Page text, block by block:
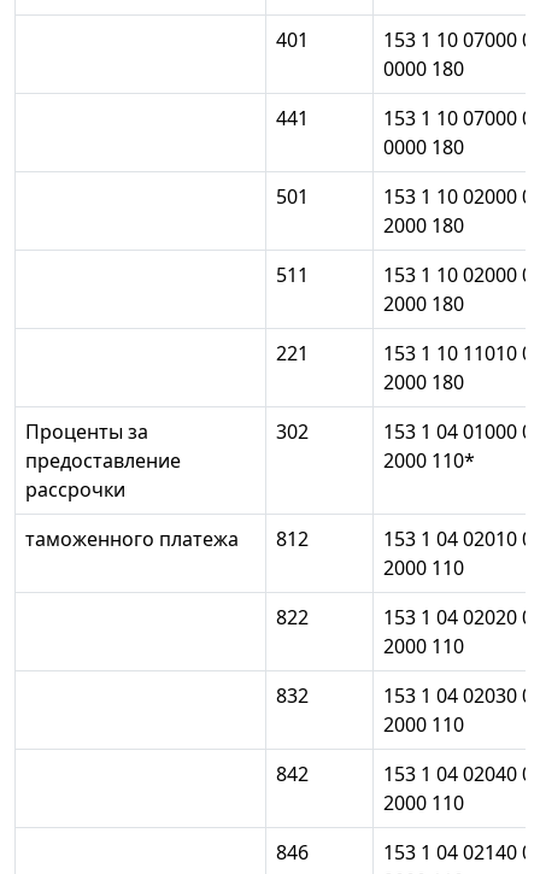
401
153 1 10 07000
0000 180
441
153 1 10 07000
0000 180
501
153 1 10 02000
2000 180
511
153 1 10 02000
2000 180
221
153 1 10 11010
2000 180
Проценты за
предоставление
рассрочки
302
153 1 04 01000
2000 110*
таможенного платежа 812
153 1 04 02010
2000 110
822
153 1 04 02020
2000 110
832
153 1 04 02030
2000 110
842
153 1 04 02040
2000 110
846
153 1 04 02140